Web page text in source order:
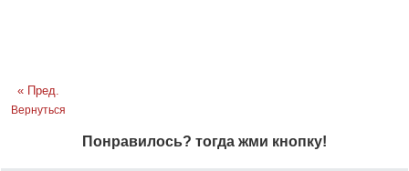
« Пред.
Вернуться
Понравилось? тогда жми кнопку!